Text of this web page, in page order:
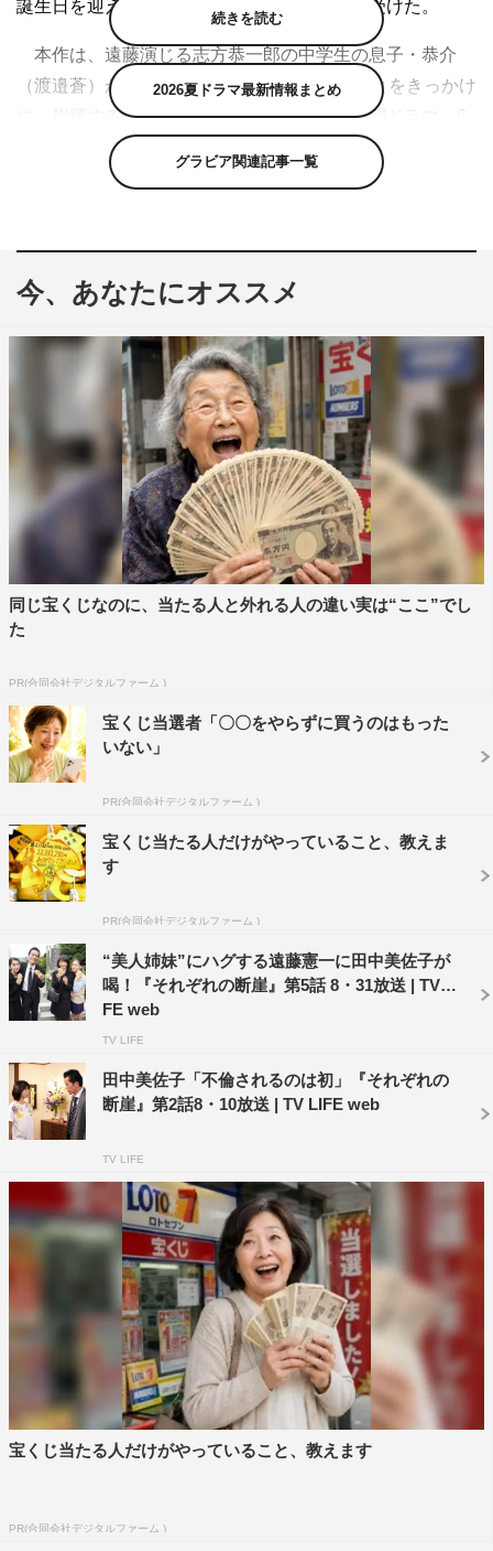
誕生日を迎え、撮影現場でサプライズ祝福を受けた。
本作は、遠藤演じる志方恭一郎の中学生の息子・恭介
（渡邉蒼）が、13歳の同級生に殺害されたことをきっかけ
に、崩壊する家族とその再生を描く社会派人間ドラマ。6
月下旬に撮影が始まり、志方家をメインに順調に進んでい
れ、午前の撮影が終わった直後、突然「ハッピバースデー
♪」と歌い出すスタッフたちに「え、まさか!?」と驚く遠
が運ばれ、58歳となった遠藤の誕生日祝いが行われた。
特製の“フォトケーキ”を受け取った遠藤は「すみません
ね。しかもこんな58歳に（笑）。すっかりオヤジになりま
したけれども、誕生日をやっていただいてありがとうござ
います。まだ撮影は始まったばかりですが、全力で頑張り
ますので、よろしくお願いします」とあいさつ。自らもケ
ーキを写真で撮るなど、思いかげない贈り物に喜んでい
た。
ケーキに使った写真は、“夫婦の銀婚式に家族で撮っ
た”という設定の下、撮影初日に撮影したもの。緊張から
か少しポーズや笑顔が固い子供たちに「もっと近づいて、
ワッと笑おう！」と声をかけた遠藤だったが、それでもま
だ笑顔が足りないと感じたのか、いきなり遠藤が「ウン
チ！」と叫ぶと全員大爆笑。「小学生か！」と自らツッコ
ミを入れる遠藤だったが、見事に笑顔はじける1枚となっ
＜遠藤憲一 コメント＞
◆撮影が始まってみて、いかがですか？
手探りで監督やスタッフさんといろいろ話しながら、より
良いものにしていくために必死の状態です。あっという間
に1週間が過ぎてしまったという感じで（苦笑）。
◆『それぞれの断崖』の印象は？
続きを読む
2026夏ドラマ最新情報まとめ
グラビア関連記事一覧
今、あなたにオススメ
同じ宝くじなのに、当たる人と外れる人の違い実は“ここ”でし
た
PR(合同会社デジタルファーム )
宝くじ当選者「〇〇をやらずに買うのはもった
いない」
PR(合同会社デジタルファーム )
宝くじ当たる人だけがやっていること、教えま
す
PR(合同会社デジタルファーム )
“美人姉妹”にハグする遠藤憲一に田中美佐子が
喝！『それぞれの断崖』第5話 8・31放送 | TV LI
FE web
TV LIFE
田中美佐子「不倫されるのは初」『それぞれの
断崖』第2話8・10放送 | TV LIFE web
TV LIFE
宝くじ当たる人だけがやっていること、教えます
PR(合同会社デジタルファーム )